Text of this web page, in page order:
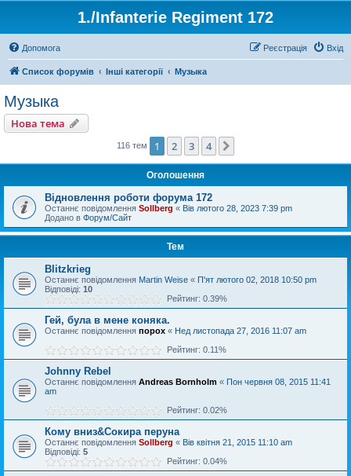
1./Infanterie Regiment 172
Допомога Вхід
Реєстрація
Список форумів Інші категорії Музыка
Музыка
Нова тема
116 тем 1 2 3 4
Оголошення
Відновлення роботи форума 172
Останнє повідомлення Sollberg « Вів лютого 28, 2023 7:39 pm
Додано в Форум/Сайт
Тем
Blitzkrieg
Останнє повідомлення Martin Weise « П'ят лютого 02, 2018 10:50 pm
Відповіді: 10
Рейтинг: 0.39%
Гей, була в мене коняка.
Останнє повідомлення порох « Нед листопада 27, 2016 11:07 am
Рейтинг: 0.11%
Johnny Rebel
Останнє повідомлення Andreas Bornholm « Пон червня 08, 2015 11:41
am
Рейтинг: 0.02%
Кому вниз&Сокира перуна
Останнє повідомлення Sollberg « Вів квітня 21, 2015 11:10 am
Відповіді: 5
Рейтинг: 0.04%